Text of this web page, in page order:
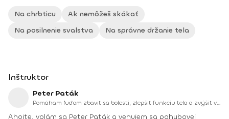
Na chrbticu
Ak nemôžeš skákať
Na posilnenie svalstva
Na správne držanie tela
Inštruktor
Peter Paták
Pomáham ľuďom zbaviť sa bolesti, zlepšiť funkciu tela a zvýšiť výkon – či už pri športe, alebo v bežnom živote. Verím, že každý z nás má v sebe zakódovaný prirodzený pohybový potenciál.
Ahojte, volám sa Peter Paták a venujem sa pohybovej